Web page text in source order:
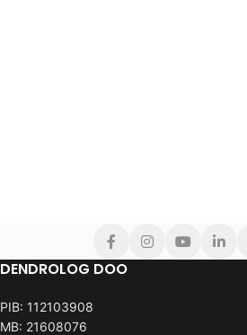
DENDROLOG DOO
PIB: 112103908
MB: 21608076